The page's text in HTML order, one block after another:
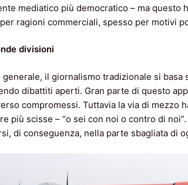
mediatico più democratico – ma questo
ragioni commerciali, spesso per motivi
divisioni
generale, il giornalismo tradizionale si
dibattiti aperti. Gran parte di questo
compromessi. Tuttavia la via di mezzo
più scisse – “o sei con noi o contro di
di conseguenza, nella parte sbagliata di